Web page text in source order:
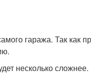
гаража. Так как
несколько сложнее.